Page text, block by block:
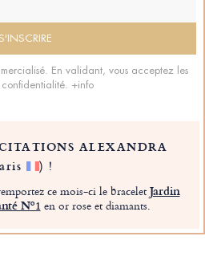
En validant, vous acceptez les
+info
ALEXANDRA
) !
ce mois-ci le braceletJardin
Nº1 en or rose et diamants.